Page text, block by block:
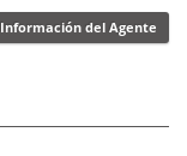
Información del Agente